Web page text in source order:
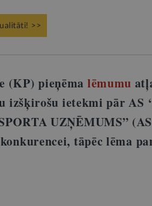
>>
(KP) pieņēma lēmumu
izšķirošu ietekmi pār AS
UZŅĒMUMS”
tāpēc lēma